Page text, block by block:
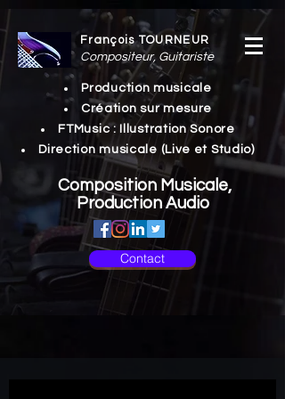
François TOURNEUR
Compositeur, Guitariste
Production musicale
Création sur mesure
FTMusic : Illustration Sonore
Direction musicale (Live et Studio)
Composition Musicale,
Production Audio
Contact